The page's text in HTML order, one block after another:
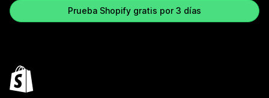
Prueba Shopify gratis por 3 días